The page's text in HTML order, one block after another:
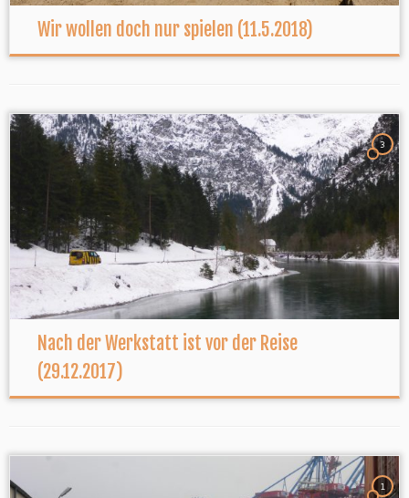
Wir wollen doch nur spielen (11.5.2018)
3
Nach der Werkstatt ist vor der Reise
(29.12.2017)
1